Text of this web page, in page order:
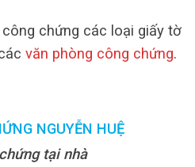
công chứng các loại giấy tờ
văn phòng công chứng.
NGUYỄN HUỆ
tại nhà